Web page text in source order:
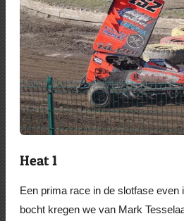
Heat 1
Een prima race in de slotfase even
bocht kregen we van Mark